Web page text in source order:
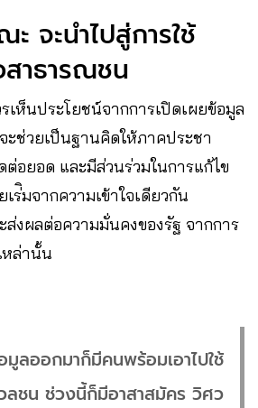
จะนำไปสู่การใช้
สาธารณชน
เห็นประโยชน์จากการเปิดเผยข้อมูล
ะช่วยเป็นฐานคิดให้ภาคประชา
อยอด และมีส่วนร่วมในการแก้ไข
ร่ิมจากความเข้าใจเดียวกัน
ส่งผลต่อความมั่นคงของรัฐ จากการ
หล่านั้น
มูลออกมาก็มีคนพร้อมเอาไปใช้
ชน ช่วงนี้ก็มีอาสาสมัคร วิศว